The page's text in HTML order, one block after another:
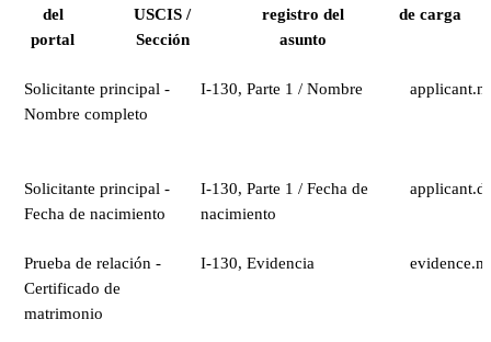
del
portal
USCIS /
Sección
registro del
asunto
de carga
Solicitante principal -
Nombre completo
I-130, Parte 1 / Nombre
Solicitante principal -
Fecha de nacimiento
I-130, Parte 1 / Fecha de
nacimiento
Prueba de relación -
Certificado de
matrimonio
I-130, Evidencia